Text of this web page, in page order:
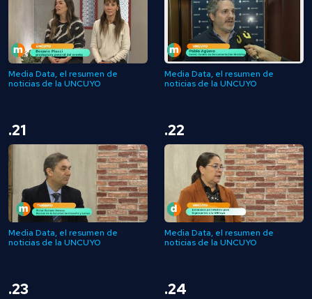
Media Data, el resumen de
noticias de la UNCUYO
Media Data, el resumen de
noticias de la UNCUYO
.21
Media Data, el resumen de
noticias de la UNCUYO
.22
Media Data, el resumen de
noticias de la UNCUYO
.23 .24